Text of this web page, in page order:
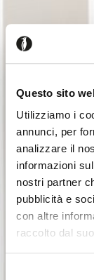
Questo sito
Utilizziamo i
annunci, per
analizzare il
informazioni
nostri partner
pubblicità e
con altre
raccolto dal